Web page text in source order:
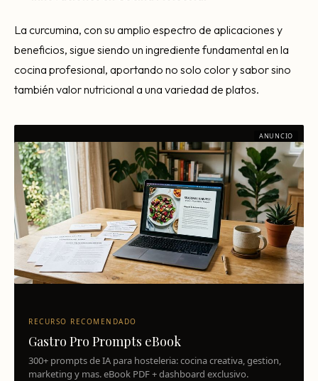
La curcumina, con su amplio espectro de aplicaciones y
beneficios, sigue siendo un ingrediente fundamental en la
cocina profesional, aportando no solo color y sabor sino
también valor nutricional a una variedad de platos.
ANUNCIO
RECURSO RECOMENDADO
Gastro Pro Prompts eBook
300+ prompts de IA para hosteleria: cocina creativa, gestion,
marketing y mas. eBook PDF + dashboard exclusivo.